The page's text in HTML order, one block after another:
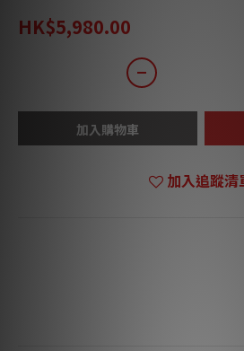
HK$5,980.00
加入購物車
加入追蹤清